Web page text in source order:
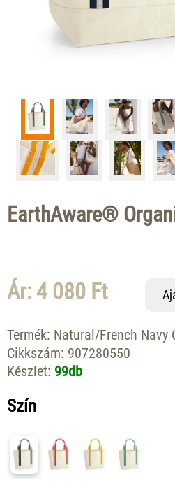
EarthAware®
Ár: 4 080 Ft
Termék: Natural/French Navy
Cikkszám: 907280550
Készlet: 99db
Szín